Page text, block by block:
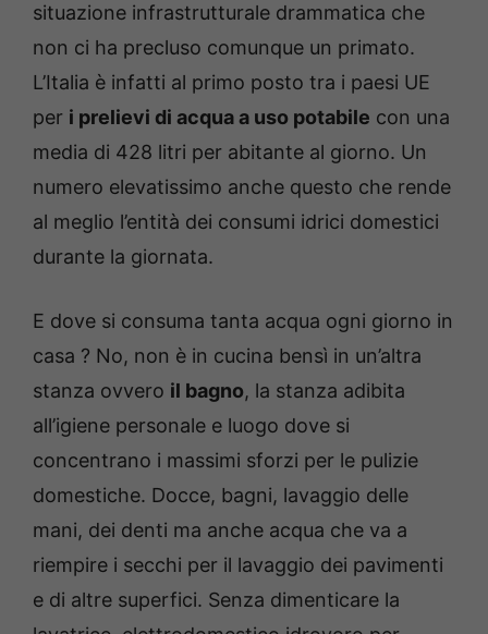
situazione infrastrutturale drammatica che
non ci ha precluso comunque un primato.
L’Italia è infatti al primo posto tra i paesi UE
per i prelievi di acqua a uso potabile con una
media di 428 litri per abitante al giorno. Un
numero elevatissimo anche questo che rende
al meglio l’entità dei consumi idrici domestici
durante la giornata.
E dove si consuma tanta acqua ogni giorno in
casa ? No, non è in cucina bensì in un’altra
stanza ovvero il bagno, la stanza adibita
all’igiene personale e luogo dove si
concentrano i massimi sforzi per le pulizie
domestiche. Docce, bagni, lavaggio delle
mani, dei denti ma anche acqua che va a
riempire i secchi per il lavaggio dei pavimenti
e di altre superfici. Senza dimenticare la